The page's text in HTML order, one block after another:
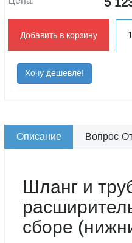
Добавить в корзину
Хочу дешевле!
Описание Вопрос-
Шланг и
сборе